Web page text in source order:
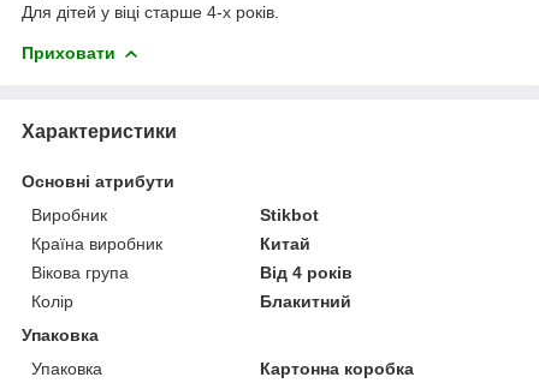
Для дітей у віці старше 4-х років.
Приховати
Характеристики
Основні атрибути
Виробник
Stikbot
Країна виробник
Китай
Вікова група
Від 4 років
Колір
Блакитний
Упаковка
Упаковка
Картонна коробка